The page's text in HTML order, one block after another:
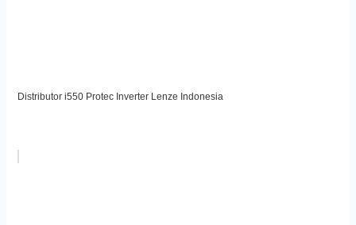
Distributor i550 Protec Inverter Lenze Indonesia